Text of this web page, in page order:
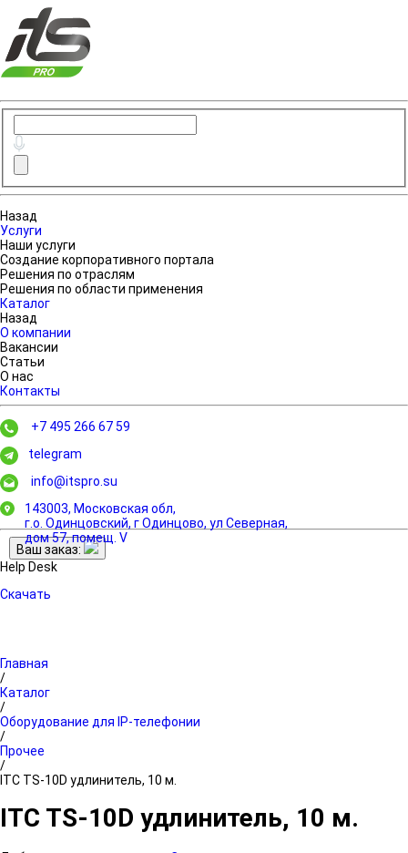
Назад
Услуги
Наши услуги
Создание корпоративного портала
Решения по отраслям
Решения по области применения
Каталог
Назад
О компании
Вакансии
Статьи
О нас
Контакты
+7 495 266 67 59
telegram
info@itspro.su
143003, Московская обл,
г.о. Одинцовский, г Одинцово, ул Северная,
дом 57, помещ. V
Ваш заказ:
Help Desk
Скачать
Главная
/
Каталог
/
Оборудование для IP-телефонии
/
Прочее
/
ITC TS-10D удлинитель, 10 м.
ITC TS-10D удлинитель, 10 м.